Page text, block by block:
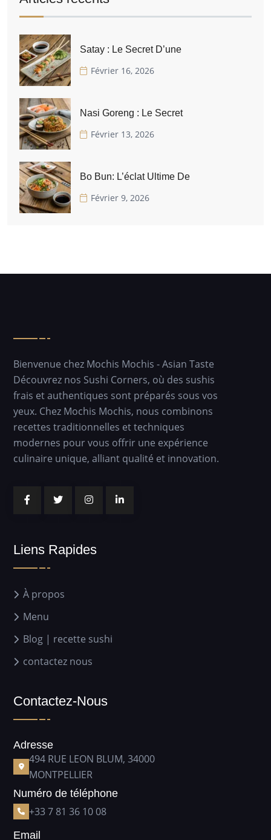
Satay : Le Secret D’une
Février 16, 2026
Nasi Goreng : Le Secret
Février 13, 2026
Bo Bun: L’éclat Ultime De
Février 9, 2026
Bienvenue chez Mochis Mochis - Asian Taste
Découvrez nos Sushi Corners, où des sushis
frais et authentiques sont préparés sous vos
yeux. Chez Mochis Mochis, nous combinons
recettes traditionnelles et techniques
modernes pour vous offrir une expérience
culinaire unique, alliant qualité et innovation.
Liens Rapides
À propos
Menu
Blog | recette sushi
contactez nous
Contactez-Nous
Adresse
494 RUE LEON BLUM, 34000
MONTPELLIER
Numéro de téléphone
+33 7 81 36 10 08
Email